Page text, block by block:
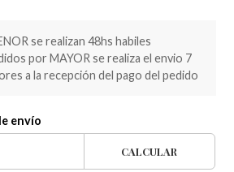
se realizan 48hs habiles
por MAYOR se realiza el envio 7
a la recepción del pago del pedido
envío
CALCULAR